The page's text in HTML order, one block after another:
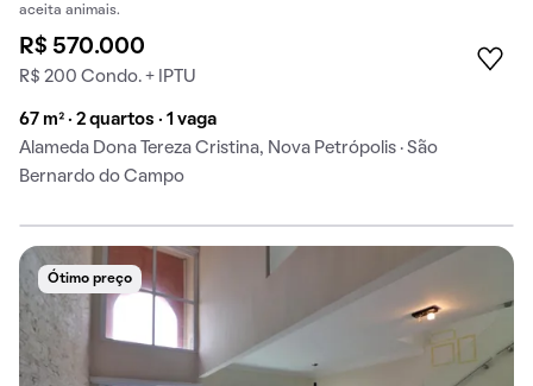
aceita animais.
R$ 570.000
R$ 200 Condo. + IPTU
67 m² · 2 quartos · 1 vaga
Alameda Dona Tereza Cristina, Nova Petrópolis · São
Bernardo do Campo
Ótimo preço